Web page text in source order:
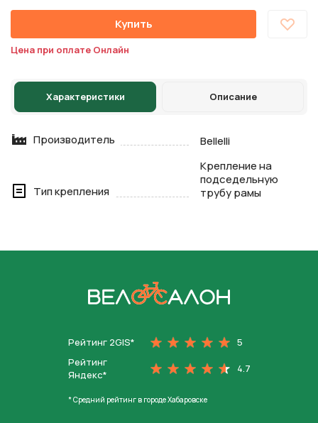
Купить
Цена при оплате Онлайн
Характеристики Описание
Производитель Bellelli
Тип крепления
Крепление на
подседельную
трубу рамы
Рейтинг 2GIS*
5
Рейтинг
Яндекс*
4.7
* Средний рейтинг в городе Хабаровске